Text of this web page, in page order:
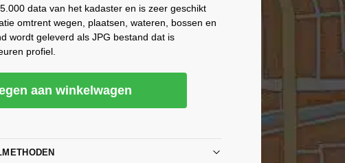
data van het kadaster en is zeer geschikt
omtrent wegen, plaatsen, wateren, bossen en
wordt geleverd als JPG bestand dat is
profiel.
aan winkelwagen